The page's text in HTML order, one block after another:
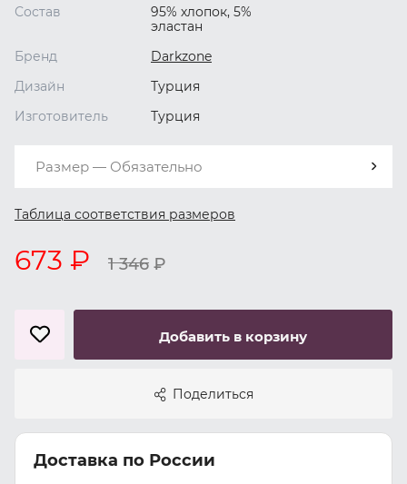
Состав
95% хлопок, 5%
эластан
Бренд
Darkzone
Дизайн
Турция
Изготовитель
Турция
Размер — Обязательно
Таблица соответствия размеров
673 ₽ 1 346 ₽
Добавить в корзину
Поделиться
Доставка по России